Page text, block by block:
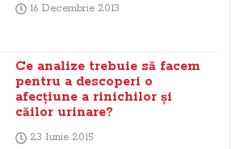
16 Decembrie 2013
Ce analize trebuie să facem
pentru a descoperi o
afecţiune a rinichilor şi
căilor urinare?
23 Iunie 2015